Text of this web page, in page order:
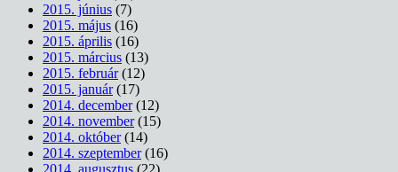
2015. június (7)
2015. május (16)
2015. április (16)
2015. március (13)
2015. február(12)
2015. január(17)
2014. december(12)
2014. november(15)
2014. október(14)
2014. szeptember(16)
2014. augusztus (22)